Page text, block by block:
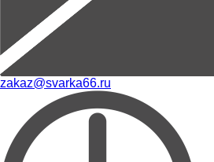
zakaz@svarka66.ru